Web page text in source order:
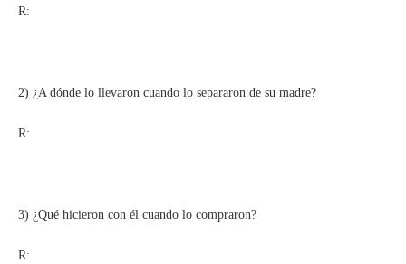
R:
2) ¿A dónde lo llevaron cuando lo separaron de su madre?
R:
3) ¿Qué hicieron con él cuando lo compraron?
R: